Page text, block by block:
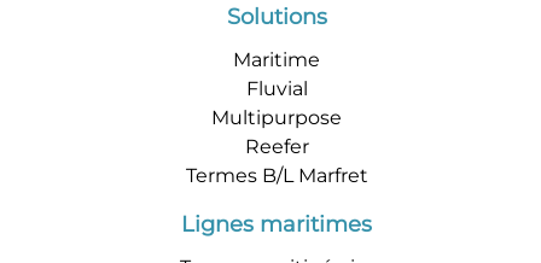
Solutions
Maritime
Fluvial
Multipurpose
Reefer
Termes B/L Marfret
Lignes maritimes